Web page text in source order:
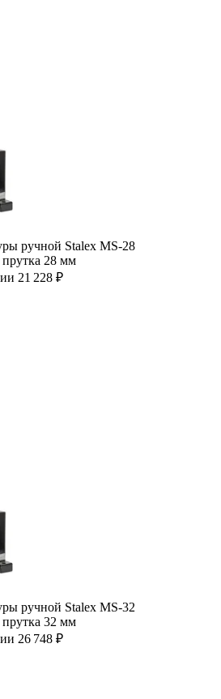
ручной Stalex MS-28
28 мм
21 228 ₽
ручной Stalex MS-32
32 мм
26 748 ₽